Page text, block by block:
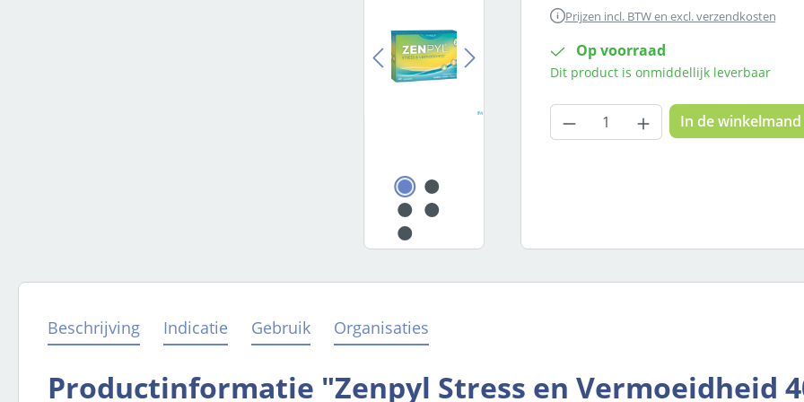
Prijzen incl. BTW en excl. verzendkosten
Op voorraad
Dit product is onmiddellijk leverbaar
Producthoeveelheid:
In de winkelmand
Beschrijving Indicatie Gebruik Organisaties
Productinformatie "Zenpyl Stress en Vermoeidheid